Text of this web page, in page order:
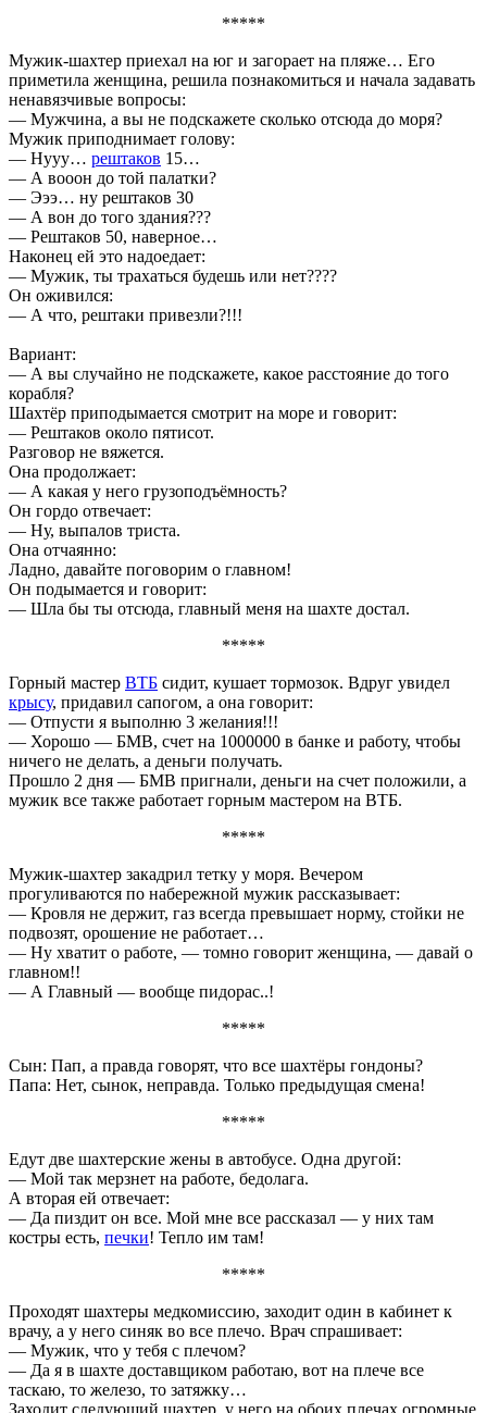
*****
Мужик-шахтер приехал на юг и загорает на пляже… Его
приметила женщина, решила познакомиться и начала задавать
ненавязчивые вопросы:
— Мужчина, а вы не подскажете сколько отсюда до моря?
Мужик приподнимает голову:
— Нууу… рештаков 15…
— А вооон до той палатки?
— Эээ… ну рештаков 30
— А вон до того здания???
— Рештаков 50, наверное…
Наконец ей это надоедает:
— Мужик, ты трахаться будешь или нет????
Он оживился:
— А что, рештаки привезли?!!!
Вариант:
— А вы случайно не подскажете, какое расстояние до того
корабля?
Шахтёр приподымается смотрит на море и говорит:
— Рештаков около пятисот.
Разговор не вяжется.
Она продолжает:
— А какая у него грузоподъёмность?
Он гордо отвечает:
— Ну, выпалов триста.
Она отчаянно:
Ладно, давайте поговорим о главном!
Он подымается и говорит:
— Шла бы ты отсюда, главный меня на шахте достал.
*****
Горный мастер ВТБ сидит, кушает тормозок. Вдруг увидел
крысу, придавил сапогом, а она говорит:
— Отпусти я выполню 3 желания!!!
— Хорошо — БМВ, счет на 1000000 в банке и работу, чтобы
ничего не делать, а деньги получать.
Прошло 2 дня — БМВ пригнали, деньги на счет положили, а
мужик все также работает горным мастером на ВТБ.
*****
Мужик-шахтер закадрил тетку у моря. Вечером
прогуливаются по набережной мужик рассказывает:
— Кровля не держит, газ всегда превышает норму, стойки не
подвозят, орошение не работает…
— Ну хватит о работе, — томно говорит женщина, — давай о
главном!!
— А Главный — вообще пидорас..!
*****
Сын: Пап, а правда говорят, что все шахтёры гондоны?
Папа: Нет, сынок, неправда. Только предыдущая смена!
*****
Едут две шахтерские жены в автобусе. Одна другой:
— Мой так мерзнет на работе, бедолага.
А вторая ей отвечает:
— Да пиздит он все. Мой мне все рассказал — у них там
костры есть, печки! Тепло им там!
*****
Проходят шахтеры медкомиссию, заходит один в кабинет к
врачу, а у него синяк во все плечо. Врач спрашивает:
— Мужик, что у тебя с плечом?
— Да я в шахте доставщиком работаю, вот на плече все
таскаю, то железо, то затяжку…
Заходит следующий шахтер, у него на обоих плечах огромные